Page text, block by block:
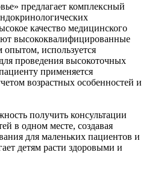
предлагает комплексный
качество медицинского
высококвалифицированные
используется
проведения высокоточных
применяется
возрастных особенностей и
получить консультации
в одном месте, создавая
для маленьких пациентов и
детям расти здоровыми и